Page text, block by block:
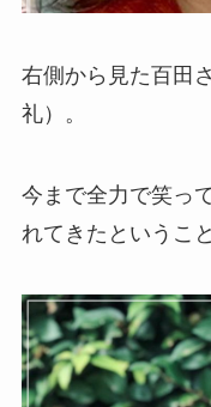
右側から見た百田
礼）。
今まで全力で笑っ
れてきたというこ